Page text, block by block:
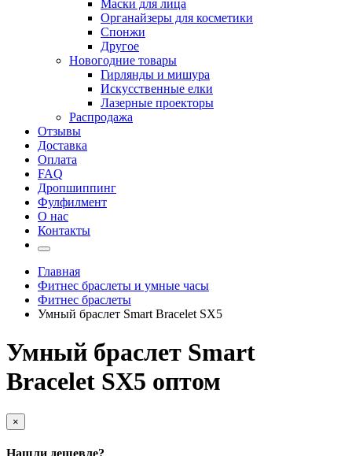
Маски для лица
Органайзеры для косметики
Спонжи
Другое
Новогодние товары
Гирлянды и мишура
Искусственные елки
Лазерные проекторы
Распродажа
Отзывы
Доставка
Оплата
FAQ
Дропшиппинг
Фулфилмент
О нас
Контакты
Главная
Фитнес браслеты и умные часы
Фитнес браслеты
Умный браслет Smart Bracelet SX5
Умный браслет Smart
Bracelet SX5 оптом
×